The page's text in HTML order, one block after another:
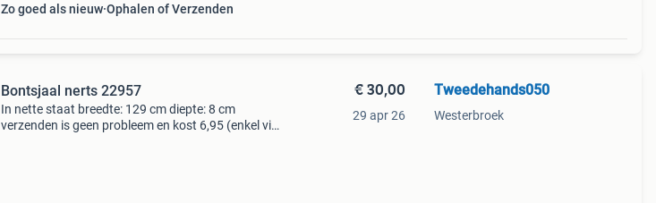
Zo goed als nieuw Ophalen of Verzenden
Bontsjaal nerts 22957
In nette staat breedte: 129 cm diepte: 8 cm
verzenden is geen probleem en kost 6,95 (enkel via
€ 30,00
29 apr 26
Tweedehands050
Westerbroek